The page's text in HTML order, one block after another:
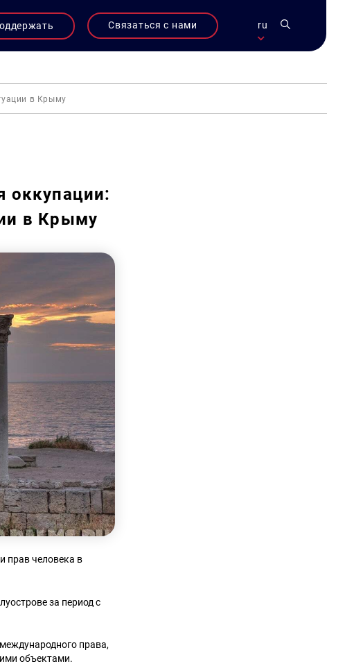
Связаться с нами ru
в Крыму
оккупации:
в Крыму
прав человека в
за период с
права,
объектами.